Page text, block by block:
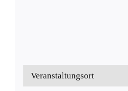
Veranstaltungsort